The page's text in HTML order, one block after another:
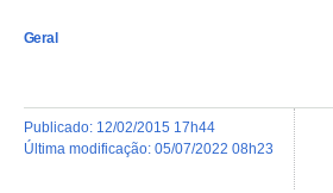
Geral
publicado: 12/02/2015 17h44
última modificação: 05/07/2022 08h23